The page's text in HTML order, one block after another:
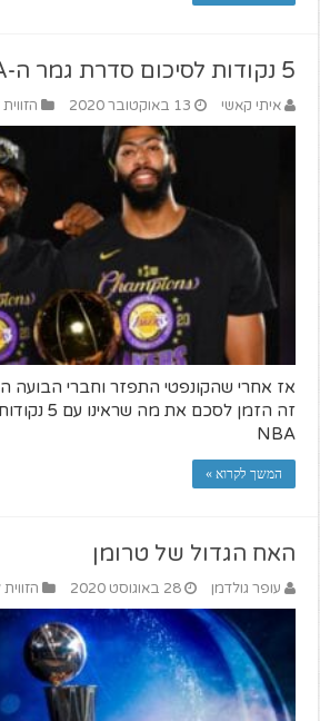
5 נקודות לסיכום סדרת גמר ה-NBA
איתי קאשי 13 באוקטובר 2020
אז אחרי שהקונפטי התפזר וחברי הבועה
זה הזמן
NBA
המשך לקרוא »
האח הגדול של טרומן
עופר גולדמן 28 באוגוסט 2020